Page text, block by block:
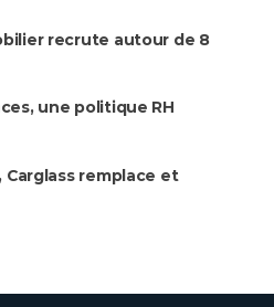
recrute autour de 8
une politique RH
Carglass remplace et
également.